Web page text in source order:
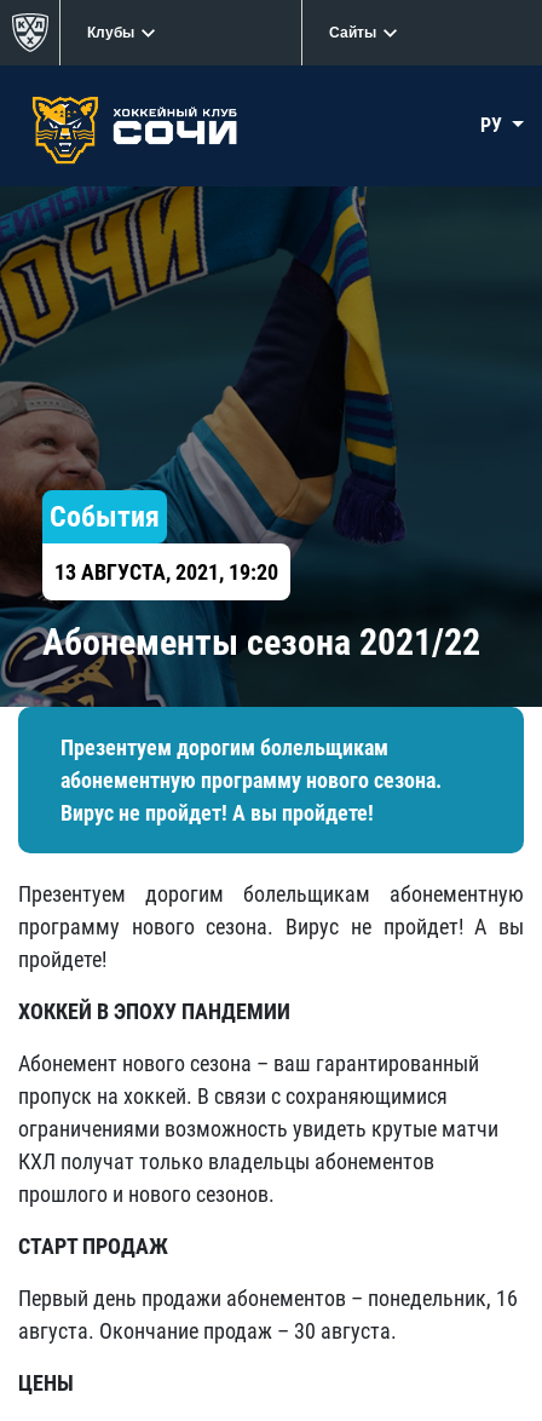
Клубы Сайты
РУ
События
13 АВГУСТА, 2021, 19:20
Абонементы сезона 2021/22
Презентуем дорогим болельщикам
абонементную программу нового сезона.
Вирус не пройдет! А вы пройдете!
Презентуем дорогим болельщикам абонементную
программу нового сезона. Вирус не пройдет! А вы
пройдете!
ХОККЕЙ В ЭПОХУ ПАНДЕМИИ
Абонемент нового сезона – ваш гарантированный
пропуск на хоккей. В связи с сохраняющимися
ограничениями возможность увидеть крутые матчи
КХЛ получат только владельцы абонементов
прошлого и нового сезонов.
СТАРТ ПРОДАЖ
Первый день продажи абонементов – понедельник, 16
августа. Окончание продаж – 30 августа.
ЦЕНЫ